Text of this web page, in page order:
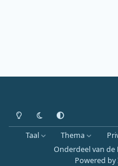
Heldere modus
Donkere modus
Systeemvoorkeur
Taal Thema
Onderdeel van
Powered by